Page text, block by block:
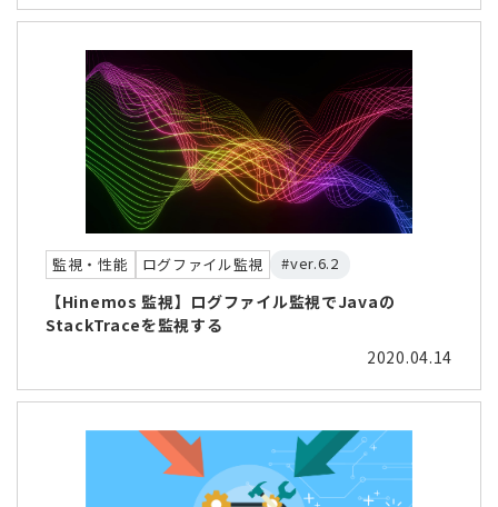
監視・性能 ログファイル監視 #ver.6.2
【Hinemos 監視】ログファイル監視でJavaの
StackTraceを監視する
2020.04.14